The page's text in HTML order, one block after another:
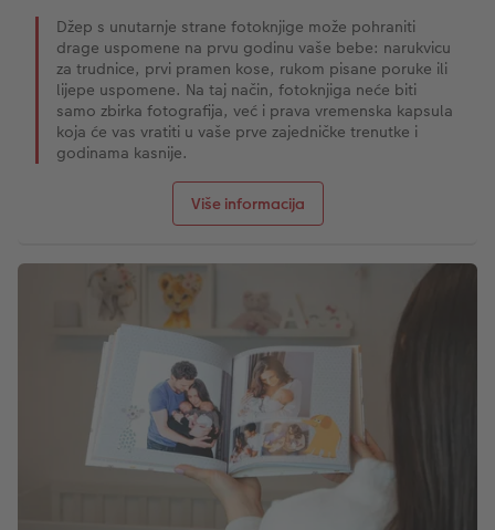
Džep s unutarnje strane fotoknjige može pohraniti
drage uspomene na prvu godinu vaše bebe: narukvicu
za trudnice, prvi pramen kose, rukom pisane poruke ili
lijepe uspomene. Na taj način, fotoknjiga neće biti
samo zbirka fotografija, već i prava vremenska kapsula
koja će vas vratiti u vaše prve zajedničke trenutke i
godinama kasnije.
Više informacija